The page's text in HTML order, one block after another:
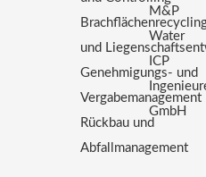
und
Genehmigungs- und
Vergabemanagement
Rückbau und
Abfallmanagement
M&P
Water
ICP
GmbH